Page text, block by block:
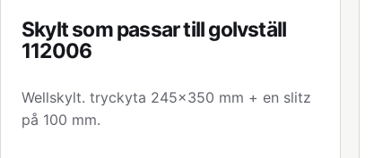
Skylt som passar till golvställ
112006
Wellskylt. tryckyta 245x350 mm + en slitz
på 100 mm.